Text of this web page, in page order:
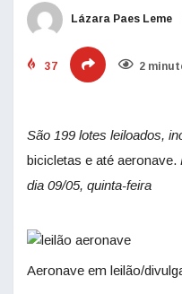
Lázara Paes Leme
37 2
São 199 lotes leiloados,
bicicletas e até aeronave.
dia 09/05, quinta-feira
Aeronave em leilão/